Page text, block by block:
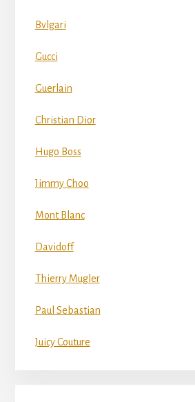
Bvlgari
Gucci
Guerlain
Christian Dior
Hugo Boss
Jimmy Choo
Mont Blanc
Davidoff
Thierry Mugler
Paul Sebastian
Juicy Couture